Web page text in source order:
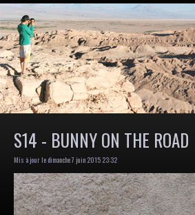
S14 - BUNNY ON THE ROAD
Mis à jour le dimanche 7 juin 2015 23:32